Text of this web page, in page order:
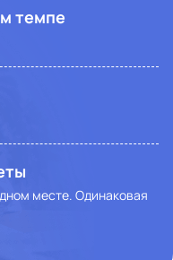
темпе
месте. Одинаковая